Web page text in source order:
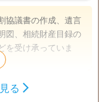
協議書の作成、遺言
図、相続財産目録の
を受け承っていま
る